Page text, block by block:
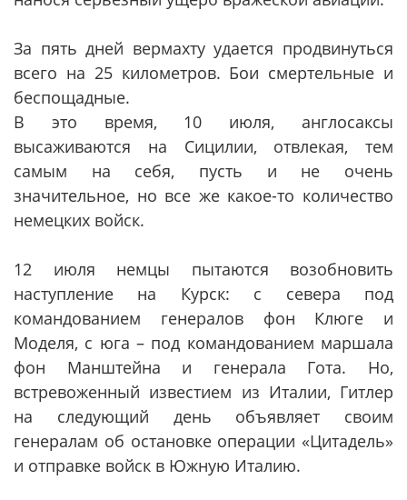
За пять дней вермахту удается продвинуться
всего на 25 километров. Бои смертельные и
беспощадные.
В это время, 10 июля, англосаксы
высаживаются на Сицилии, отвлекая, тем
самым на себя, пусть и не очень
значительное, но все же какое-то количество
немецких войск.
12 июля немцы пытаются возобновить
наступление на Курск: с севера под
командованием генералов фон Клюге и
Моделя, с юга – под командованием маршала
фон Манштейна и генерала Гота. Но,
встревоженный известием из Италии, Гитлер
на следующий день объявляет своим
генералам об остановке операции «Цитадель»
и отправке войск в Южную Италию.